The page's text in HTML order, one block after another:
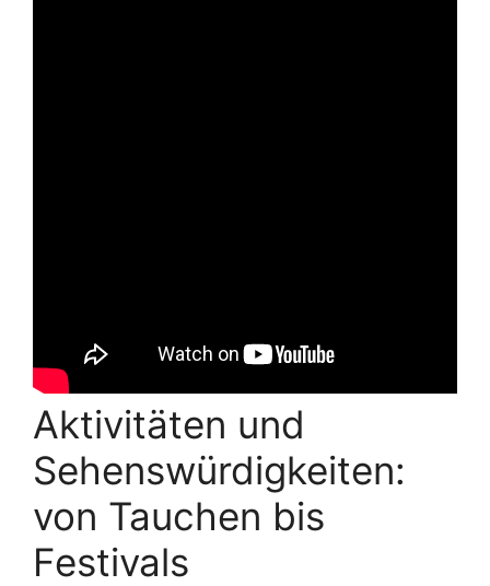
Aktivitäten und
Sehenswürdigkeiten:
von Tauchen bis
Festivals